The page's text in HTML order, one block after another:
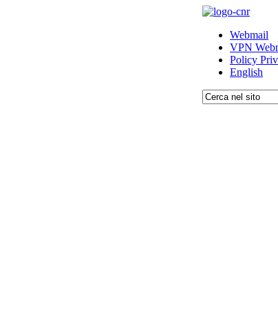
Webmail
VPN
Policy
English